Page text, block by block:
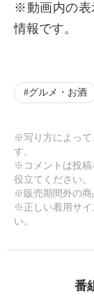
※動画内の表
情報です。
グルメ・お酒
※写り方によって
す。
※コメントは投稿
役立てください。
※販売期間外の商
※正しい着用サイ
い。
番